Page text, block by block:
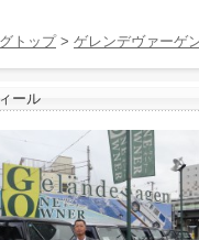
トップ> ゲレンデヴァーゲ
ール